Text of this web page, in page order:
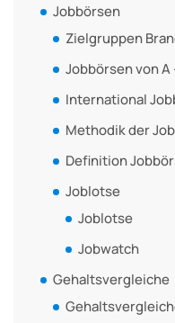
Jobbörsen
Zielgruppen
Jobbörsen von A
International
Methodik der
Definition
Joblotse
Joblotse
Jobwatch
Gehaltsvergleiche